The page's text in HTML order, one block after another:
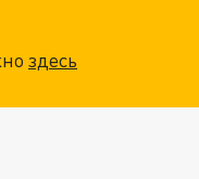
здесь